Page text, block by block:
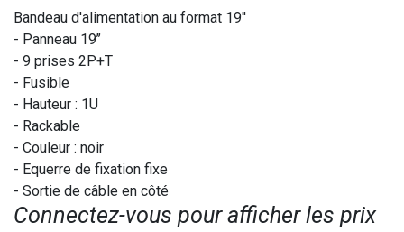
Bandeau d'alimentation au format 19''
- Panneau 19’’
- 9 prises 2P+T
- Fusible
- Hauteur : 1U
- Rackable
- Couleur : noir
- Equerre de fixation fixe
- Sortie de câble en côté
Connectez-vous pour afficher les prix​